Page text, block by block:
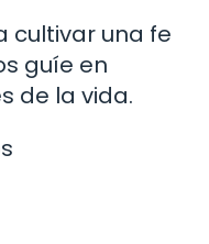
cultivar una fe
guíe en
de la vida.